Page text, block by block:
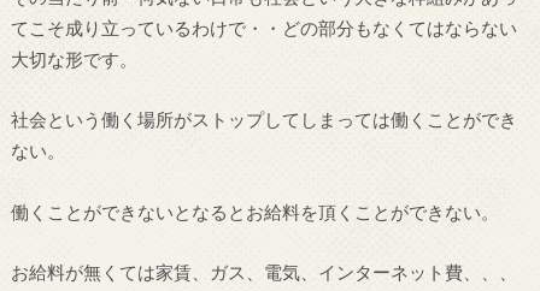
てこそ成り立っているわけで・・どの部分もなくてはならない
大切な形です。
社会という働く場所がストップしてしまっては働くことができ
ない。
働くことができないとなるとお給料を頂くことができない。
お給料が無くては家賃、ガス、電気、インターネット費、、、